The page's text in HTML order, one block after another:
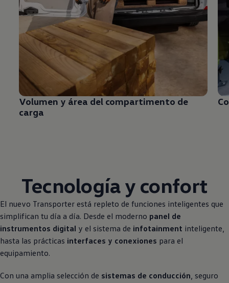
Volumen y área del compartimento de
carga
Tecnología y confort
El nuevo Transporter está repleto de funciones inteligentes que
simplifican tu día a día. Desde el moderno panel de
instrumentos digital y el sistema de infotainment inteligente,
hasta las prácticas interfaces y conexiones para el
equipamiento.
Con una amplia selección de sistemas de conducción , seguro